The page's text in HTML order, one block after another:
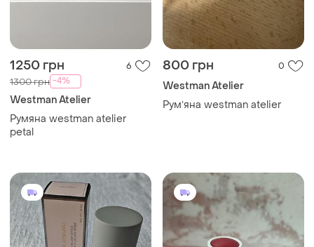
1250 грн 6
1300 грн -4%
Westman Atelier
Румяна westman atelier
petal
800 грн 0
Westman Atelier
Румʼяна westman atelier